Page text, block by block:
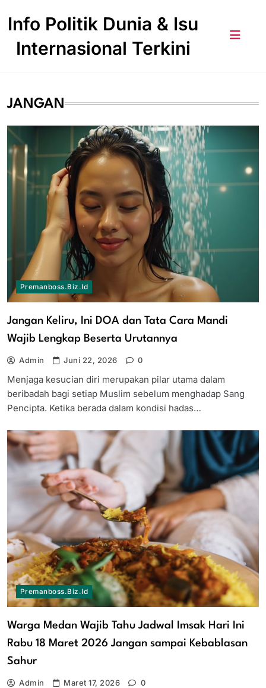
Info Politik Dunia & Isu
Internasional Terkini
JANGAN
Premanboss.biz.id
Jangan Keliru, Ini DOA dan Tata Cara Mandi
Wajib Lengkap Beserta Urutannya
Admin Juni 22, 2026 0
Menjaga kesucian diri merupakan pilar utama dalam
beribadah bagi setiap Muslim sebelum menghadap Sang
Pencipta. Ketika berada dalam kondisi hadas…
Premanboss.biz.id
Warga Medan Wajib Tahu Jadwal Imsak Hari Ini
Rabu 18 Maret 2026 Jangan sampai Kebablasan
Sahur
Admin Maret 17, 2026 0